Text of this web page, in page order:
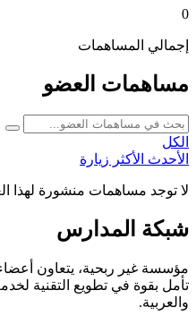
0
إجمالي المساهمات
مساهمات العضو
الكل
الأحدث الأكثر زيارة
لا توجد مساهمات منشورة لهذا
شبكة المدارس
مؤسسة غير ربحية، يتعاون أعضاء
تأمل بقوة في تطويع التقنية
والعربية.